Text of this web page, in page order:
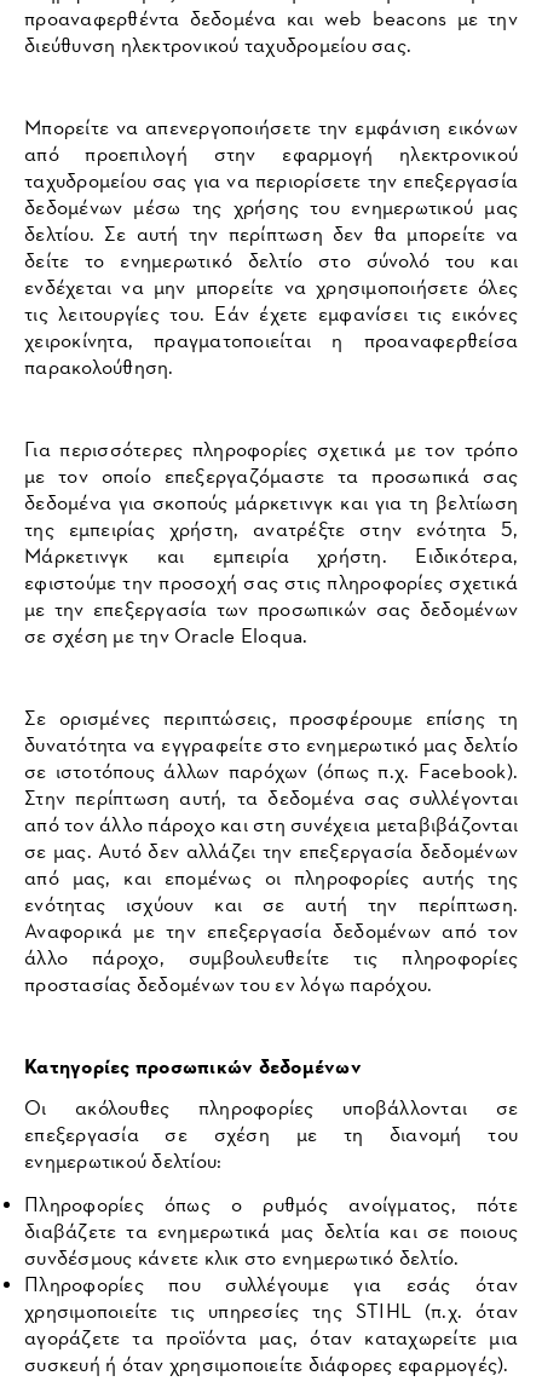
προαναφερθέντα δεδομένα και web beacons με την
διεύθυνση ηλεκτρονικού ταχυδρομείου σας.
Μπορείτε να απενεργοποιήσετε την εμφάνιση εικόνων
από προεπιλογή στην εφαρμογή ηλεκτρονικού
ταχυδρομείου σας για να περιορίσετε την επεξεργασία
δεδομένων μέσω της χρήσης του ενημερωτικού μας
δελτίου. Σε αυτή την περίπτωση δεν θα μπορείτε να
δείτε το ενημερωτικό δελτίο στο σύνολό του και
ενδέχεται να μην μπορείτε να χρησιμοποιήσετε όλες
τις λειτουργίες του. Εάν έχετε εμφανίσει τις εικόνες
χειροκίνητα, πραγματοποιείται η προαναφερθείσα
παρακολούθηση.
Για περισσότερες πληροφορίες σχετικά με τον τρόπο
με τον οποίο επεξεργαζόμαστε τα προσωπικά σας
δεδομένα για σκοπούς μάρκετινγκ και για τη βελτίωση
της εμπειρίας χρήστη, ανατρέξτε στην ενότητα 5,
Μάρκετινγκ και εμπειρία χρήστη. Ειδικότερα,
εφιστούμε την προσοχή σας στις πληροφορίες σχετικά
με την επεξεργασία των προσωπικών σας δεδομένων
σε σχέση με την Oracle Eloqua.
Σε ορισμένες περιπτώσεις, προσφέρουμε επίσης τη
δυνατότητα να εγγραφείτε στο ενημερωτικό μας δελτίο
σε ιστοτόπους άλλων παρόχων (όπως π.χ. Facebook).
Στην περίπτωση αυτή, τα δεδομένα σας συλλέγονται
από τον άλλο πάροχο και στη συνέχεια μεταβιβάζονται
σε μας. Αυτό δεν αλλάζει την επεξεργασία δεδομένων
από μας, και επομένως οι πληροφορίες αυτής της
ενότητας ισχύουν και σε αυτή την περίπτωση.
Αναφορικά με την επεξεργασία δεδομένων από τον
άλλο πάροχο, συμβουλευθείτε τις πληροφορίες
προστασίας δεδομένων του εν λόγω παρόχου.
Κατηγορίες προσωπικών δεδομένων
Οι ακόλουθες πληροφορίες υποβάλλονται σε
επεξεργασία σε σχέση με τη διανομή του
ενημερωτικού δελτίου:
Πληροφορίες όπως ο ρυθμός ανοίγματος, πότε
διαβάζετε τα ενημερωτικά μας δελτία και σε ποιους
συνδέσμους κάνετε κλικ στο ενημερωτικό δελτίο.
Πληροφορίες που συλλέγουμε για εσάς όταν
χρησιμοποιείτε τις υπηρεσίες της STIHL (π.χ. όταν
αγοράζετε τα προϊόντα μας, όταν καταχωρείτε μια
συσκευή ή όταν χρησιμοποιείτε διάφορες εφαρμογές).